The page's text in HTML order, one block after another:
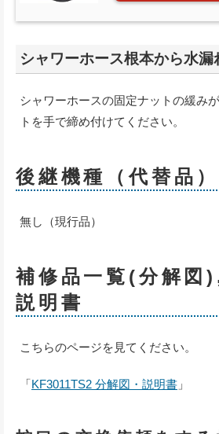
シャワーホース根本から水漏
シャワーホースの固定ナットの緩み
トを手で締め付けてください。
後継機種（代替品）
無し（現行品）
補修品一覧(分解図
説明書
こちらのページを見てください。
「KF3011TS2 分解図・説明書 」